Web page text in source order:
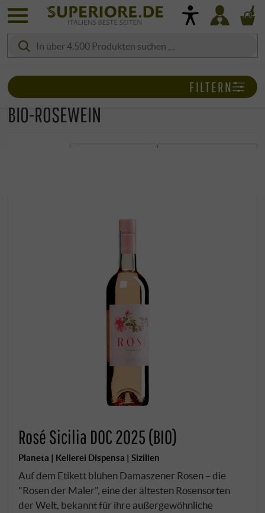
BIO-ROSÉWEIN
FILTERN
Rosé Sicilia DOC 2025 (BIO)
Planeta | Kellerei Dispensa | Sizilien
Auf dem Etikett blühen Damaszener Rosen – die
"Rosen der Maler", eine der ältesten Rosensorten
der Welt, bekannt für ihre außergewöhnliche